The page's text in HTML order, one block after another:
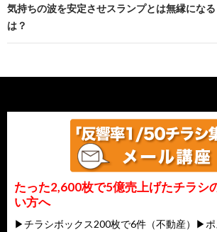
気持ちの波を安定させスランプとは無縁にな
は？
たった2,600枚で5億売上げたチラシ
い方へ
▶チラシボックス200枚で6件（不動産）▶